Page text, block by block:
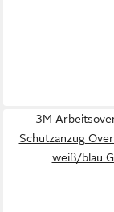
3M
Schutzanzug
weiß/blau